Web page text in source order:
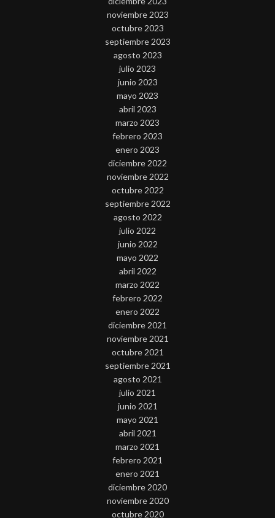
noviembre 2023
octubre 2023
septiembre 2023
agosto 2023
julio 2023
junio 2023
mayo 2023
abril 2023
marzo 2023
febrero 2023
enero 2023
diciembre 2022
noviembre 2022
octubre 2022
septiembre 2022
agosto 2022
julio 2022
junio 2022
mayo 2022
abril 2022
marzo 2022
febrero 2022
enero 2022
diciembre 2021
noviembre 2021
octubre 2021
septiembre 2021
agosto 2021
julio 2021
junio 2021
mayo 2021
abril 2021
marzo 2021
febrero 2021
enero 2021
diciembre 2020
noviembre 2020
octubre 2020